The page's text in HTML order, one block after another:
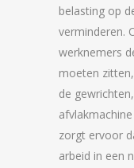
belasting op
verminderen.
werknemers
moeten
de
zorgt ervoor
arbeid in een